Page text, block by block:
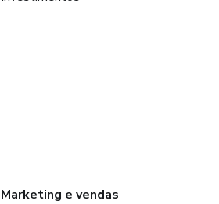
Marketing e vendas